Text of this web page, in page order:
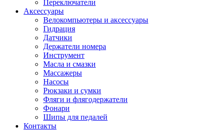
Переключатели
Аксессуары
Велокомпьютеры и аксессуары
Гидрация
Датчики
Держатели номера
Инструмент
Масла и смазки
Массажеры
Насосы
Рюкзаки и сумки
Фляги и флягодержатели
Фонари
Шипы для педалей
Контакты